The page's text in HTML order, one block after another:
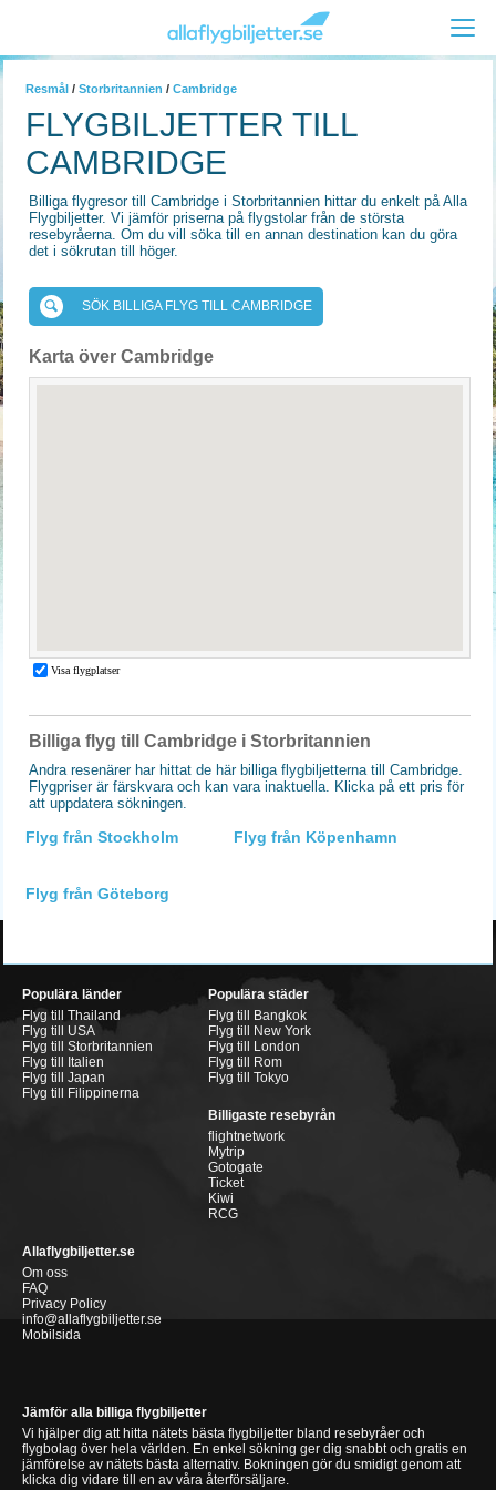
Resmål / Storbritannien / Cambridge
FLYGBILJETTER TILL
CAMBRIDGE
Billiga flygresor till Cambridge i Storbritannien hittar du enkelt på Alla
Flygbiljetter. Vi jämför priserna på flygstolar från de största
resebyråerna. Om du vill söka till en annan destination kan du göra
det i sökrutan till höger.
SÖK BILLIGA FLYG TILL CAMBRIDGE
Karta över Cambridge
Billiga flyg till Cambridge i Storbritannien
Andra resenärer har hittat de här billiga flygbiljetterna till Cambridge.
Flygpriser är färskvara och kan vara inaktuella. Klicka på ett pris för
att uppdatera sökningen.
Flyg från Stockholm Flyg från Köpenhamn
Flyg från Göteborg
Populära länder
Flyg till Thailand
Flyg till USA
Flyg till Storbritannien
Flyg till Italien
Flyg till Japan
Flyg till Filippinerna
Populära städer
Flyg till Bangkok
Flyg till New York
Flyg till London
Flyg till Rom
Flyg till Tokyo
Billigaste resebyrån
flightnetwork
Mytrip
Gotogate
Ticket
Kiwi
RCG
Allaflygbiljetter.se
Om oss
FAQ
Privacy Policy
info@allaflygbiljetter.se
Mobilsida
Jämför alla billiga flygbiljetter
Vi hjälper dig att hitta nätets bästa flygbiljetter bland resebyråer och
flygbolag över hela världen. En enkel sökning ger dig snabbt och gratis en
jämförelse av nätets bästa alternativ. Bokningen gör du smidigt genom att
klicka dig vidare till en av våra återförsäljare.